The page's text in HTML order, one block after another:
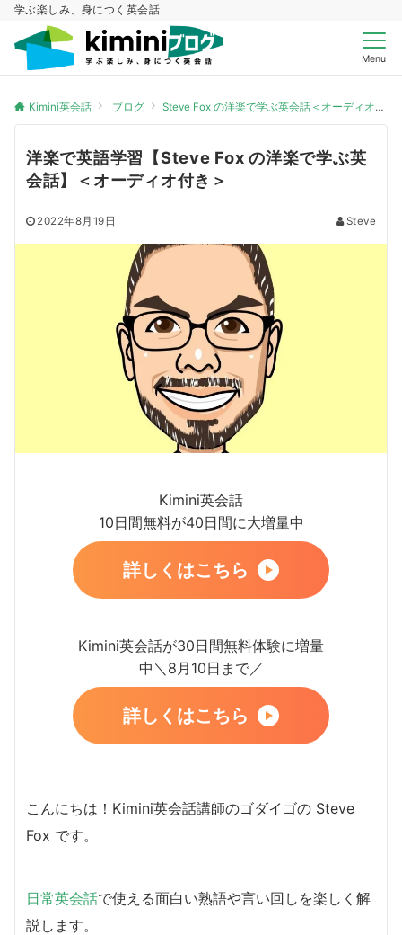
学ぶ楽しみ、身につく英会話
Menu
Kimini英会話 ブログ Steve Fox の洋楽で学ぶ英会話＜オーディオ付き＞
洋楽で英語学習【Steve Fox の洋楽で学ぶ英
会話】＜オーディオ付き＞
2022年8月19日 Steve
Kimini英会話
10日間無料が40日間に大増量中
詳しくはこちら
Kimini英会話が30日間無料体験に増量
中＼8月10日まで／
詳しくはこちら
こんにちは！Kimini英会話講師のゴダイゴの Steve
Fox です。
日常英会話で使える面白い熟語や言い回しを楽しく解
説します。